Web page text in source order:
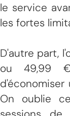
le service
les fortes
D'autre part,
ou 49,99
d'économiser
On oublie